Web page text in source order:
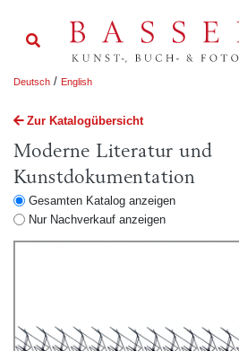
Deutsch / English
Zur Katalogübersicht
Moderne Literatur und
Kunstdokumentation
Gesamten Katalog anzeigen
Nur Nachverkauf anzeigen